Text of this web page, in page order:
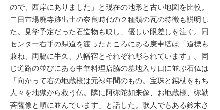
ので、西岸にありました」と現在の地形と古い地図を比較。
二日市場廃寺跡出土の奈良時代の２種類の瓦の特徴も説明し
た。見学予定だった石造物も映し、優しい眼差しを注ぐ。同
センター右手の県道を渡ったところにある庚申塔は「道標も
兼ね、両脇に牛久、八幡宿とそれぞれ彫られています」。同
じ道路の並びにある中華料理店脇の墓地入り口に並ぶ石仏は
「向かって右の地蔵様は元禄年間のもの。宝珠と錫杖をもち
人々を地獄から救う仏。隣に阿弥陀如来像、お地蔵様、弥勒
菩薩像と順に並んでいます」と話した。歌人でもある鈴木さ